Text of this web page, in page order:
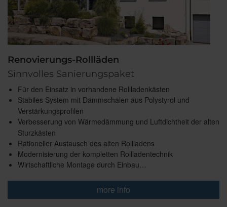
Renovierungs-Rollläden
Sinnvolles Sanierungspaket
Für den Einsatz in vorhandene Rollladenkästen
Stabiles System mit Dämmschalen aus Polystyrol und
Verstärkungsprofilen
Verbesserung von Wärmedämmung und Luftdichtheit der alten
Sturzkästen
Rationeller Austausch des alten Rollladens
Modernisierung der kompletten Rollladentechnik
Wirtschaftliche Montage durch Einbau…
more info